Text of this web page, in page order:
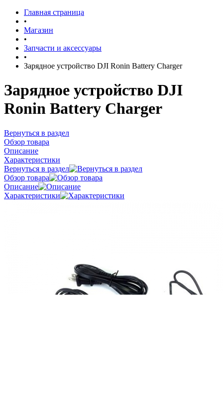
Главная страница
•
Магазин
•
Запчасти и аксессуары
•
Зарядное устройство DJI Ronin Battery Charger
Зарядное устройство DJI
Ronin Battery Charger
Вернуться в раздел
Обзор товара
Описание
Характеристики
Вернуться в раздел
Обзор товара
Описание
Характеристики